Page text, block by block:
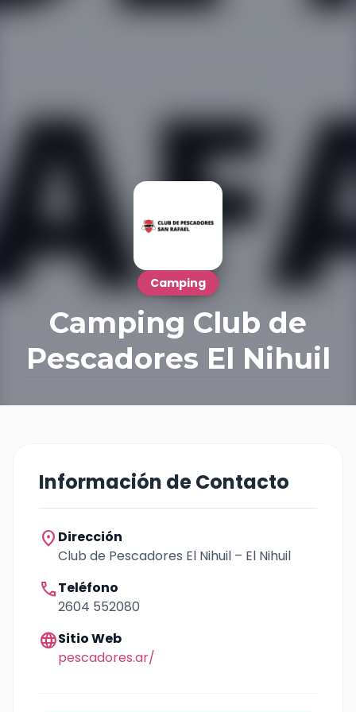
Camping
Camping Club de
Pescadores El Nihuil
Información de Contacto
location_on Dirección
Club de Pescadores El Nihuil – El Nihuil
callTeléfono
2604 552080
languageSitio Web
pescadores.ar/